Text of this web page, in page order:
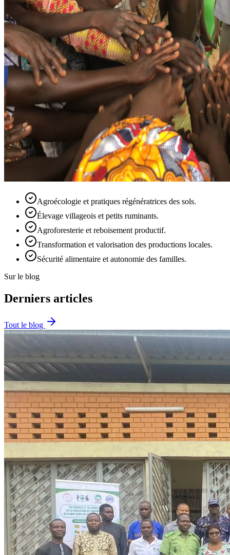
Agroécologie et pratiques régénératrices des sols.
Élevage villageois et petits ruminants.
Agroforesterie et reboisement productif.
Transformation et valorisation des productions locales.
Sécurité alimentaire et autonomie des familles.
Sur le blog
Derniers articles
Tout le blog